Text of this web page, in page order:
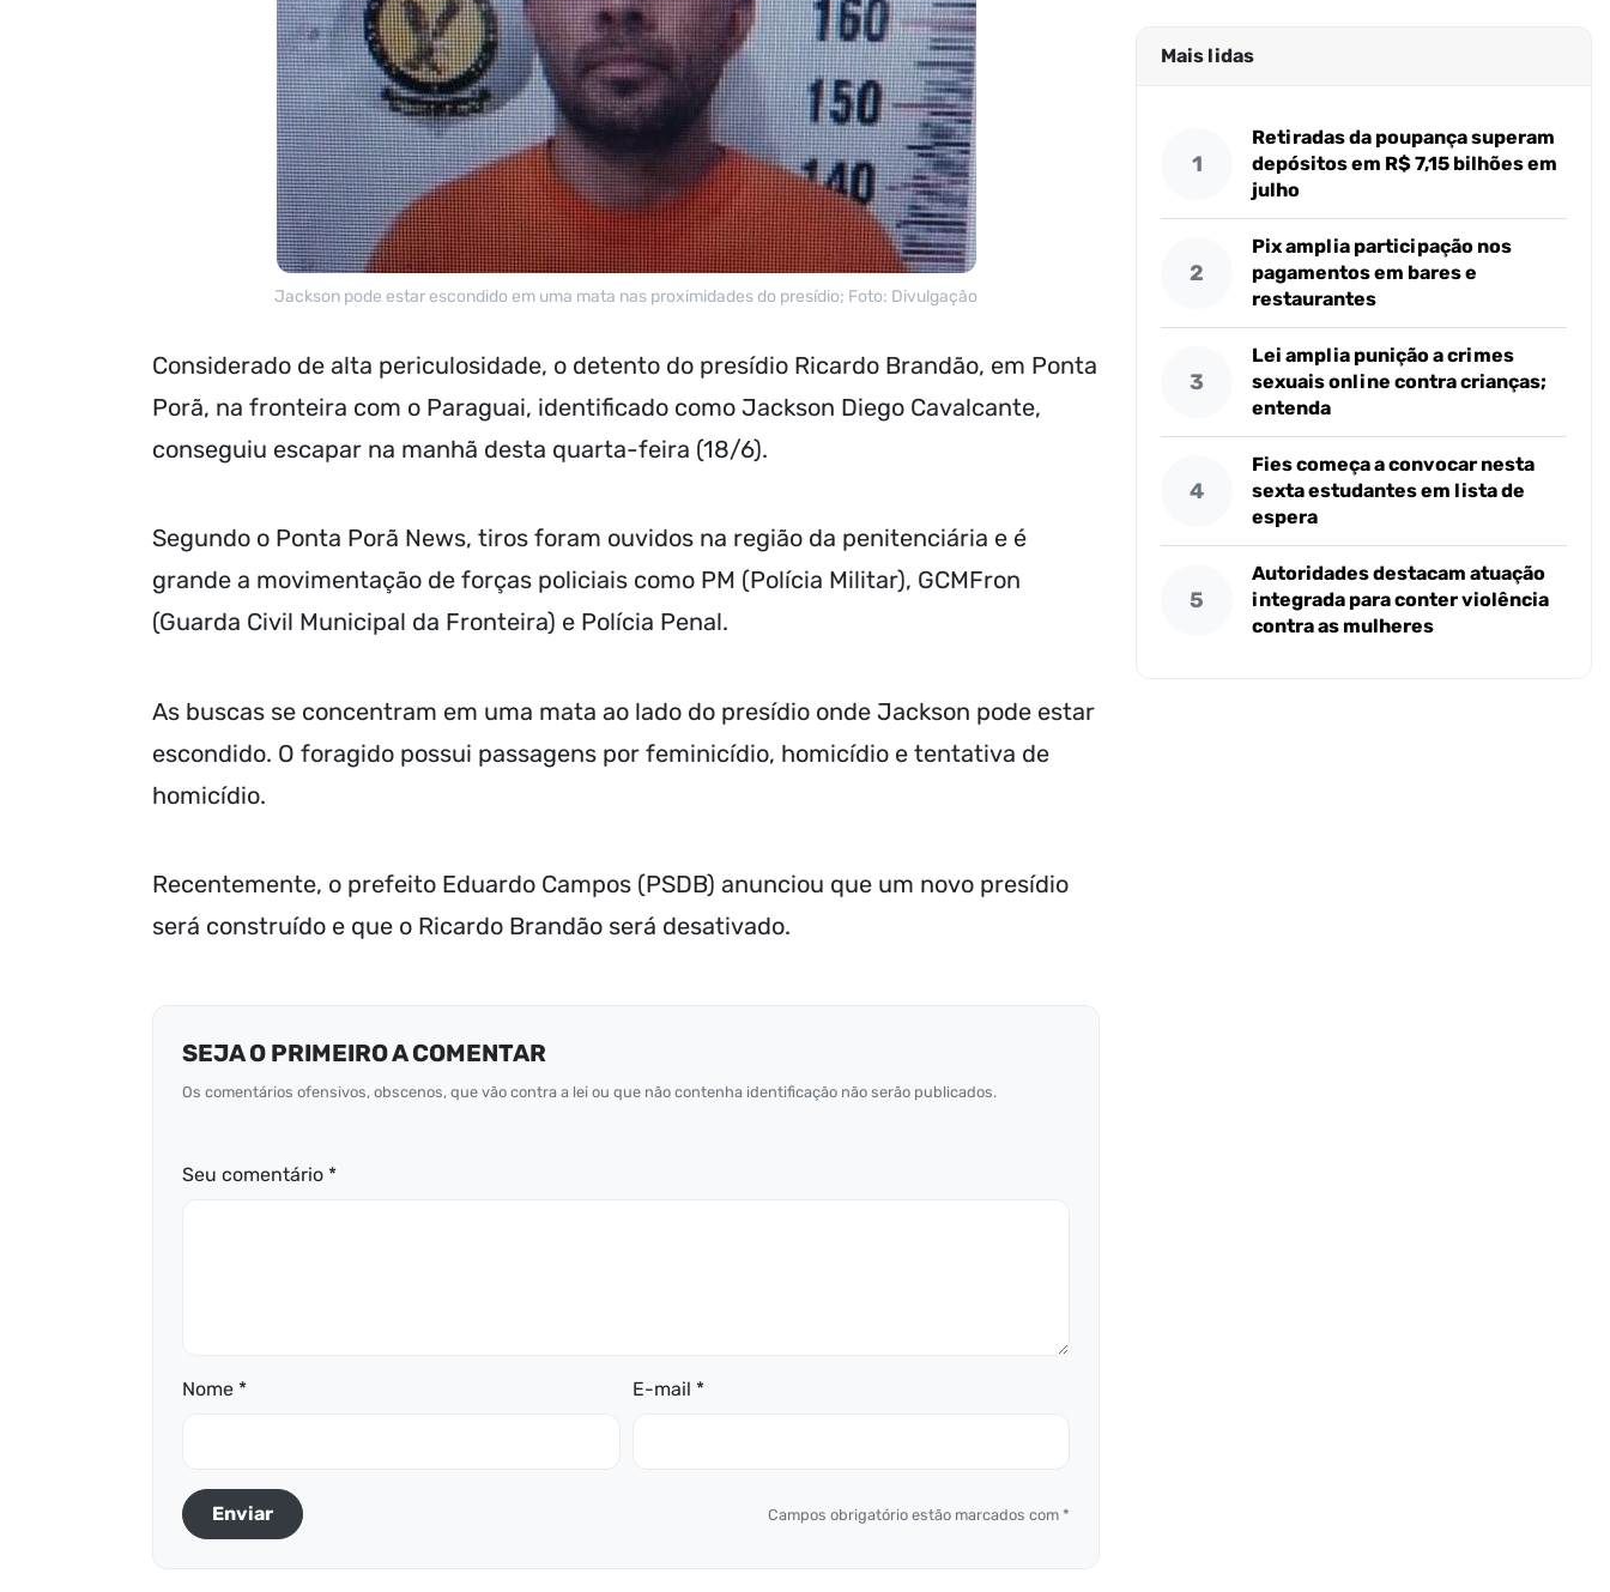
Jackson pode estar escondido em uma mata nas proximidades do presídio; Foto: Divulgação
Considerado de alta periculosidade, o detento do presídio Ricardo Brandão, em Ponta
Porã, na fronteira com o Paraguai, identificado como Jackson Diego Cavalcante,
conseguiu escapar na manhã desta quarta-feira (18/6).
Segundo o Ponta Porã News, tiros foram ouvidos na região da penitenciária e é
grande a movimentação de forças policiais como PM (Polícia Militar), GCMFron
(Guarda Civil Municipal da Fronteira) e Polícia Penal.
As buscas se concentram em uma mata ao lado do presídio onde Jackson pode estar
escondido. O foragido possui passagens por feminicídio, homicídio e tentativa de
homicídio.
Recentemente, o prefeito Eduardo Campos (PSDB) anunciou que um novo presídio
será construído e que o Ricardo Brandão será desativado.
SEJA O PRIMEIRO A COMENTAR
Os comentários ofensivos, obscenos, que vão contra a lei ou que não contenha identificação não serão publicados.
Seu comentário *
Nome * E-mail *
Enviar Campos obrigatório estão marcados com *
Mais lidas
1
Retiradas da poupança superam
depósitos em R$ 7,15 bilhões em
julho
2
Pix amplia participação nos
pagamentos em bares e
restaurantes
3
Lei amplia punição a crimes
sexuais online contra crianças;
entenda
4
Fies começa a convocar nesta
sexta estudantes em lista de
espera
5
Autoridades destacam atuação
integrada para conter violência
contra as mulheres